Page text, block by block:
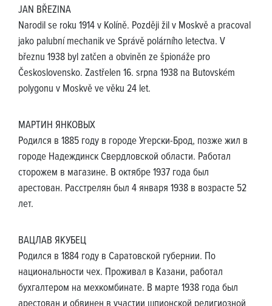
JAN BŘEZINA
Narodil se roku 1914 v Kolíně. Později žil v Moskvě a pracoval
jako palubní mechanik ve Správě polárního letectva. V
březnu 1938 byl zatčen a obviněn ze špionáže pro
Československo. Zastřelen 16. srpna 1938 na Butovském
polygonu v Moskvě ve věku 24 let.
МАРТИН ЯНКОВЫХ
Родился в 1885 году в городе Угерски-Брод, позже жил в
городе Надеждинск Свердловской области. Работал
сторожем в магазине. В октябре 1937 года был
арестован. Расстрелян был 4 января 1938 в возрасте 52
лет.
ВАЦЛАВ ЯКУБЕЦ
Родился в 1884 году в Саратовской губернии. По
национальности чех. Проживал в Казани, работал
бухгалтером на мехкомбинате. В марте 1938 года был